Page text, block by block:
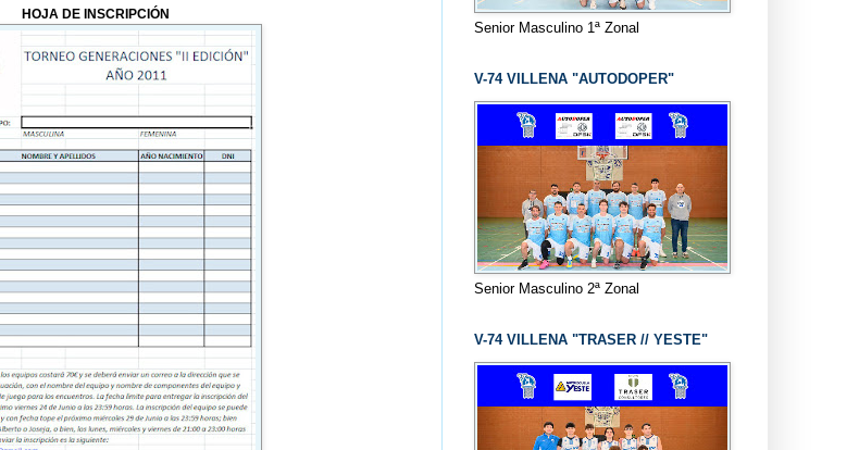
HOJA DE INSCRIPCIÓN
Senior Masculino 1ª Zonal
V-74 VILLENA "AUTODOPER"
Senior Masculino 2ª Zonal
V-74 VILLENA "TRASER // YESTE"